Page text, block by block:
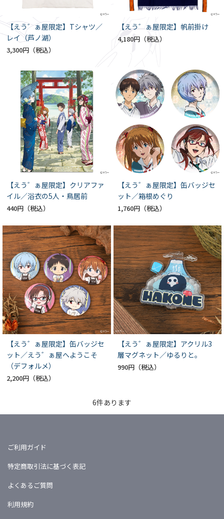
【えう゛ぁ屋限定】Tシャツ／
レイ（芦ノ湖）
3,300円
【えう゛ぁ屋限定】帆前掛け
4,180円
【えう゛ぁ屋限定】クリアファ
イル／浴衣の5人・鳥居前
440円
【えう゛ぁ屋限定】缶バッジセ
ット／箱根めぐり
1,760円
【えう゛ぁ屋限定】缶バッジセ
ット／えう゛ぁ屋へようこそ
（デフォルメ）
2,200円
【えう゛ぁ屋限定】アクリル3
層マグネット／ゆるりと。
990円
6件あります
ご利用ガイド
特定商取引法に基づく表記
よくあるご質問
利用規約